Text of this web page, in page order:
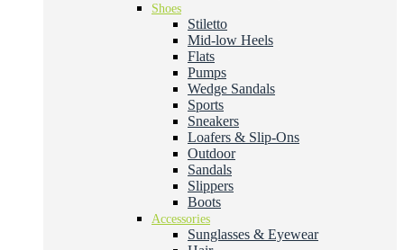
Shoes
Stiletto
Mid-low Heels
Flats
Pumps
Wedge Sandals
Sports
Sneakers
Loafers & Slip-Ons
Outdoor
Sandals
Slippers
Boots
Accessories
Sunglasses & Eyewear